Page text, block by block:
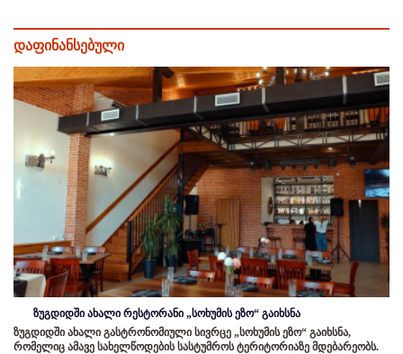
დაფინანსებული
ზუგდიდში ახალი რესტორანი „სოხუმის ეზო“ გაიხსნა
ზუგდიდში ახალი გასტრონომიული სივრცე „სოხუმის ეზო“ გაიხსნა,
რომელიც ამავე სახელწოდების სასტუმროს ტერიტორიაზე მდებარეობს.